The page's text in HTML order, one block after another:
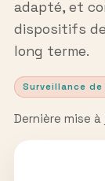
adapté, et
dispositifs de
long terme.
Surveillance de
Dernière mise à